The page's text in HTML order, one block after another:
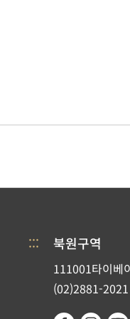
::: 북원구역
111001타이베
(02)2881-2021